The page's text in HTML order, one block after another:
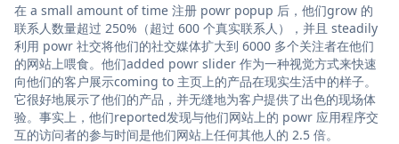
在 a small amount of time 注册 powr popup 后，他们grow 的
联系人数量超过 250%（超过 600 个真实联系人），并且 steadily
利用 powr 社交将他们的社交媒体扩大到 6000 多个关注者在他们
的网站上喂食。他们added powr slider 作为一种视觉方式来快速
向他们的客户展示coming to 主页上的产品在现实生活中的样子。
它很好地展示了他们的产品，并无缝地为客户提供了出色的现场体
验。事实上，他们reported发现与他们网站上的 powr 应用程序交
互的访问者的参与时间是他们网站上任何其他人的 2.5 倍。